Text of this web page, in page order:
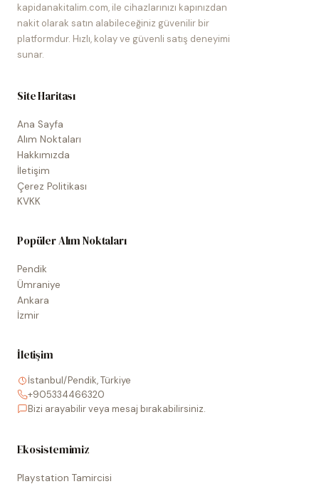
kapidanakitalim.com, ile cihazlarınızı kapınızdan
nakit olarak satın alabileceğiniz güvenilir bir
platformdur. Hızlı, kolay ve güvenli satış deneyimi
sunar.
Site Haritası
Ana Sayfa
Alım Noktaları
Hakkımızda
İletişim
Çerez Politikası
KVKK
Popüler Alım Noktaları
Pendik
Ümraniye
Ankara
İzmir
İletişim
İstanbul/Pendik, Türkiye
+905334466320
Bizi arayabilir veya mesaj bırakabilirsiniz.
Ekosistemimiz
Playstation Tamircisi